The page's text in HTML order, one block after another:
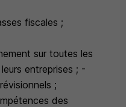
fiscales ;
sur toutes les
entreprises ; -
;
des